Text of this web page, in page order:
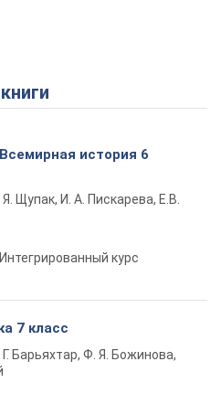
история 6
Я. Щупак, И. А. Пискарева, Е.В.
Интегрированный курс
7 класс
Г. Барьяхтар, Ф. Я. Божинова,